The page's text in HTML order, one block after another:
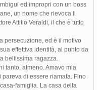
ed impropri con un boss
un nome che rievoca il
Attilio Veraldi, il che è tutto
persecuzione, ed è il motivo
effettiva identità, al punto da
bellissima ragazza.
tanto, almeno. Amavo mia
di essere riamata. Fino
famiglia. La casa della